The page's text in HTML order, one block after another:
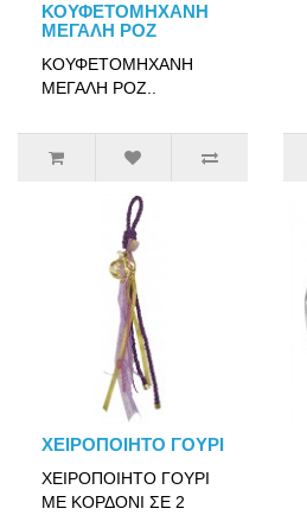
ΚΟΥΦΕΤΟΜΗΧΑΝΗ
ΜΕΓΑΛΗ ΡΟΖ
ΚΟΥΦΕΤΟΜΗΧΑΝΗ
ΜΕΓΑΛΗ ΡΟΖ..
ΧΕΙΡΟΠΟΙΗΤΟ ΓΟΥΡΙ
ΧΕΙΡΟΠΟΙΗΤΟ ΓΟΥΡΙ
ΜΕ ΚΟΡΔΟΝΙ ΣΕ 2